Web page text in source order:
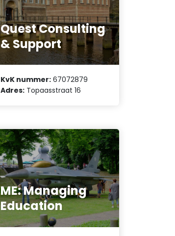
Quest Consulting
& Support
KvK nummer: 67072879
Adres: Topaasstraat 16
ME: Managing
Education